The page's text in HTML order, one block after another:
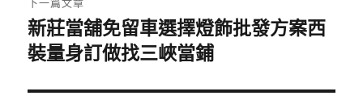
下
一
文
新莊當舖免留車選擇燈飾批發方案西
裝量身訂做找三峽當鋪